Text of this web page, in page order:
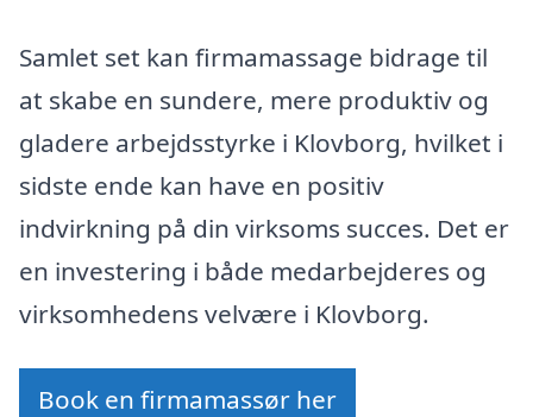
Samlet set kan firmamassage bidrage til
at skabe en sundere, mere produktiv og
gladere arbejdsstyrke i Klovborg, hvilket i
sidste ende kan have en positiv
indvirkning på din virksoms succes. Det er
en investering i både medarbejderes og
virksomhedens velvære i Klovborg.
Book en firmamassør her